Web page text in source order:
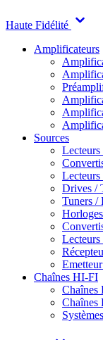
Haute Fidélité
Amplificateurs
Sources
Lecteurs
Drives /
Tuners /
Lecteurs
Chaînes HI-FI
Chaînes
Chaînes